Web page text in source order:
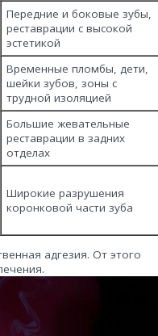
Передние и боковые зубы,
реставрации с высокой
эстетикой
Временные пломбы, дети,
шейки зубов, зоны с
трудной изоляцией
Большие жевательные
реставрации в задних
отделах
Широкие разрушения
коронковой части зуба
адгезия. От этого